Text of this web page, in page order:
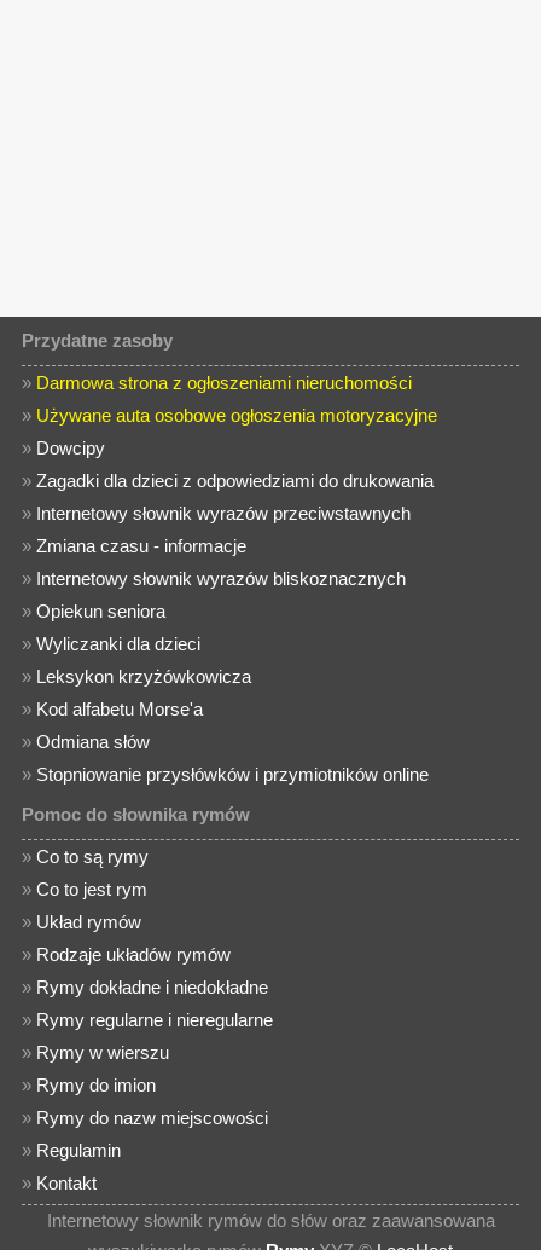
Przydatne zasoby
» Darmowa strona z ogłoszeniami nieruchomości
» Używane auta osobowe ogłoszenia motoryzacyjne
» Dowcipy
»Zagadki dla dzieci z odpowiedziami do drukowania
» Internetowy słownik wyrazów przeciwstawnych
»Zmiana czasu - informacje
» Internetowy słownik wyrazów bliskoznacznych
»Opiekun seniora
»Wyliczanki dla dzieci
» Leksykon krzyżówkowicza
» Kod alfabetu Morse'a
»Odmiana słów
» Stopniowanie przysłówków i przymiotników online
Pomoc do słownika rymów
»Co to są rymy
»Co to jest rym
» Układ rymów
» Rodzaje układów rymów
» Rymy dokładne i niedokładne
» Rymy regularne i nieregularne
» Rymy w wierszu
» Rymy do imion
» Rymy do nazw miejscowości
» Regulamin
» Kontakt
Internetowy słownik rymów do słów oraz zaawansowana